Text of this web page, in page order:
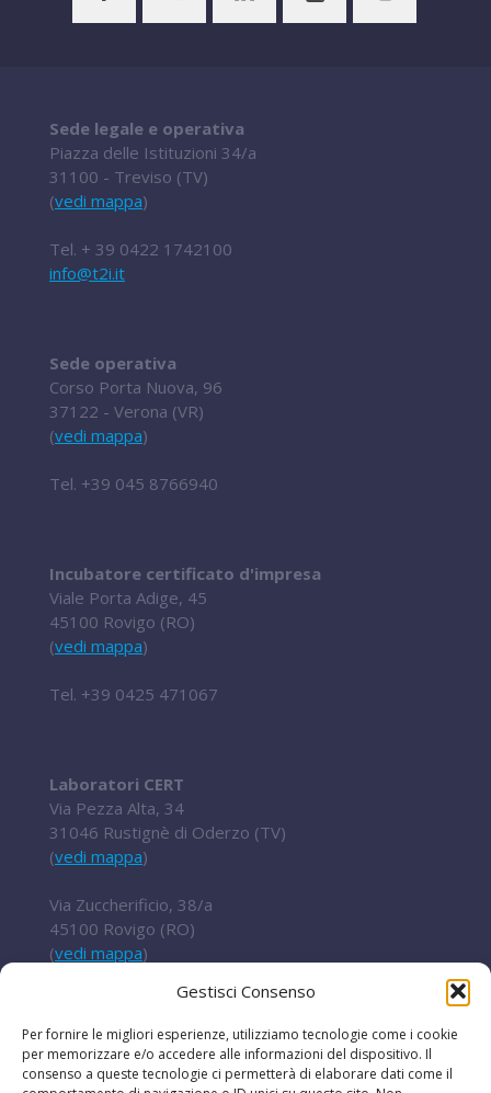
Gestisci Consenso
Per fornire le migliori esperienze, utilizziamo tecnologie come i cookie
per memorizzare e/o accedere alle informazioni del dispositivo. Il
consenso a queste tecnologie ci permetterà di elaborare dati come il
Sede legale e operativa
Piazza delle Istituzioni 34/a
31100 - Treviso (TV)
(vedi mappa)
Tel. + 39 0422 1742100
info@t2i.it
Sede operativa
Corso Porta Nuova, 96
37122 - Verona (VR)
(vedi mappa)
Tel. +39 045 8766940
Incubatore certificato d'impresa
Viale Porta Adige, 45
45100 Rovigo (RO)
(vedi mappa)
Tel. +39 0425 471067
Laboratori CERT
Via Pezza Alta, 34
31046 Rustignè di Oderzo (TV)
(vedi mappa)
Via Zuccherificio, 38/a
45100 Rovigo (RO)
(vedi mappa)
+ 39 0422 852016
cert@t2i.it